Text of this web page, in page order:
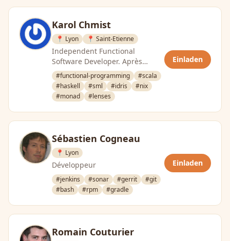
Karol Chmist
📍 Lyon 📍 Saint-Etienne
Independent Functional
Software Developer. Après
plusieurs années de
développement Java, j’ai
découvert la programmation …
#functional-programming
#scala
#haskell
#sml #idris
#nix
#monad
#lenses
Einladen
Sébastien Cogneau
📍 Lyon
Développeur
#jenkins #sonar #gerrit
#git
#bash
#rpm #gradle
Einladen
Romain Couturier